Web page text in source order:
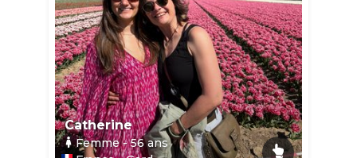
Catherine
Femme- 56ans